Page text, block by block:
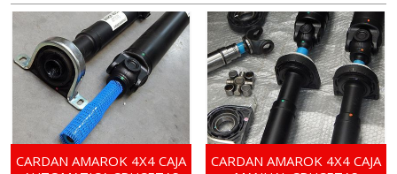
CARDAN AMAROK 4X4 CAJA
CARDAN AMAROK 4X4 CAJA